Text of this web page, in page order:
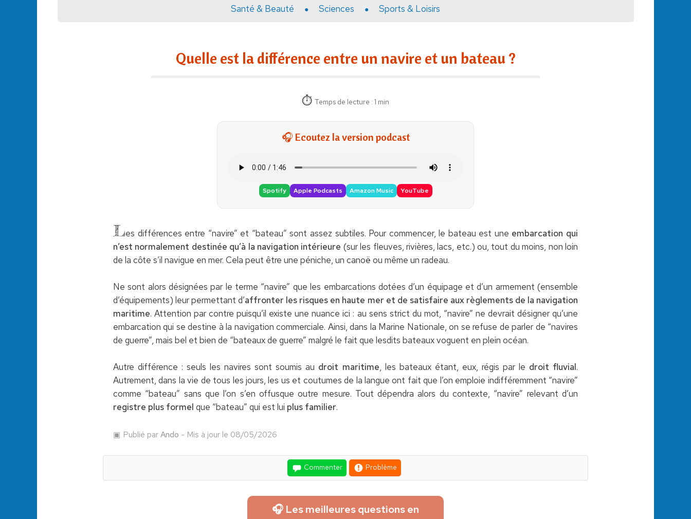
Santé & Beauté
Sciences Sports & Loisirs
Quelle est la différence entre un navire et un bateau ?
Temps de lecture : 1 min
🎧 Ecoutez la version podcast
Spotify Apple Podcasts Amazon Music YouTube
Les différences entre “navire” et “bateau” sont assez subtiles. Pour commencer, le bateau est une embarcation qui
n’est normalement destinée qu’à la navigation intérieure (sur les fleuves, rivières, lacs, etc.) ou, tout du moins, non loin
de la côte s’il navigue en mer. Cela peut être une péniche, un canoë ou même un radeau.
Ne sont alors désignées par le terme “navire” que les embarcations dotées d’un équipage et d’un armement (ensemble
d’équipements) leur permettant d’affronter les risques en haute mer et de satisfaire aux règlements de la navigation
maritime. Attention par contre puisqu’il existe une nuance ici : au sens strict du mot, “navire” ne devrait désigner qu’une
embarcation qui se destine à la navigation commerciale. Ainsi, dans la Marine Nationale, on se refuse de parler de “navires
de guerre”, mais bel et bien de “bateaux de guerre” malgré le fait que lesdits bateaux voguent en plein océan.
Autre différence : seuls les navires sont soumis au droit maritime, les bateaux étant, eux, régis par le droit fluvial.
Autrement, dans la vie de tous les jours, les us et coutumes de la langue ont fait que l’on emploie indifféremment “navire”
comme “bateau” sans que l’on s’en offusque outre mesure. Tout dépendra alors du contexte, “navire” relevant d’un
registre plus formel que “bateau” qui est lui plus familier.
Publié parAndo - Mis à jour le 08/05/2026
Commenter Problème
🎧 Les meilleures questions en